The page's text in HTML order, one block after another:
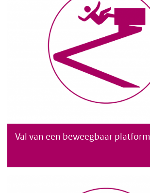
Val van een beweegbaar platform
Val van een beweegbaar platform